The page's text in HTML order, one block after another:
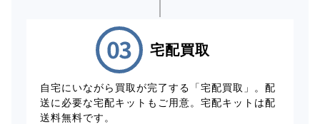
宅配買取
自宅にいながら買取が完了する「宅配買取」。配
送に必要な宅配キットもご用意。宅配キットは配
送料無料です。